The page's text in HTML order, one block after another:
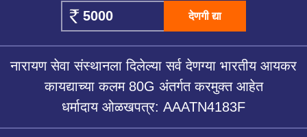
देणगी द्या
नारायण सेवा संस्थानला दिलेल्या सर्व देणग्या भारतीय आयकर
कायद्याच्या कलम 80G अंतर्गत करमुक्त आहेत
धर्मादाय ओळखपत्र: AAATN4183F